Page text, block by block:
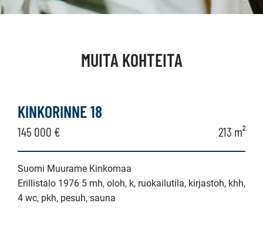
MUITA KOHTEITA
KINKORINNE 18
145 000 € 213 m²
Suomi Muurame Kinkomaa
Erillistalo 1976 5 mh, oloh, k, ruokailutila, kirjastoh, khh,
4 wc, pkh, pesuh, sauna